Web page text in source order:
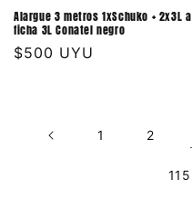
Alargue 3 metros 1xSchuko + 2x3L a
ficha 3L Conatel negro
Precio
$500 UYU
1 2
115